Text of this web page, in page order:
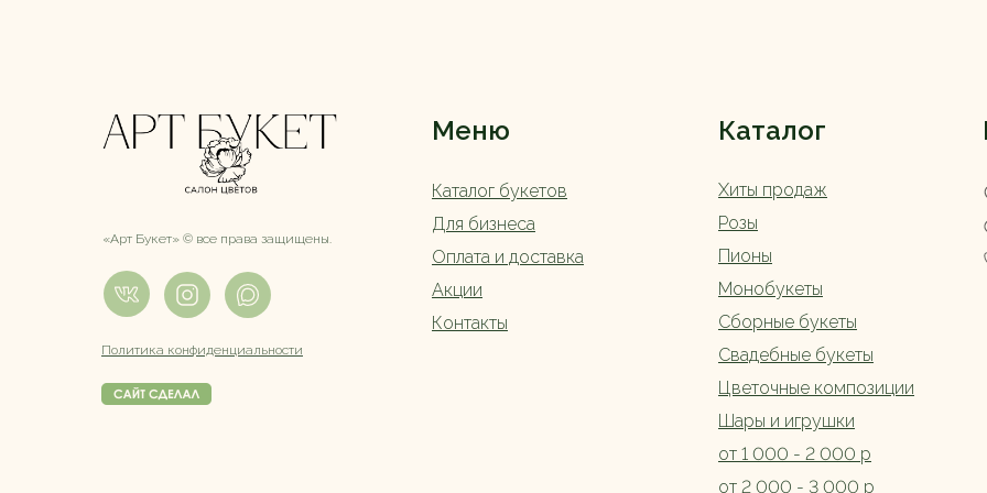
Меню Каталог
Каталог букетов
Политика конфиденциальности
Оплата и доставка
Сборные букеты
Свадебные букеты
«Арт Букет» ©️ все права защищены.
Для бизнеса
Хиты продаж
Монобукеты
Цветочные композиции
Акции
Контакты
Шары и игрушки
от 1 000 - 2 000 р
от 2 000 - 3 000 р
Розы
Пионы